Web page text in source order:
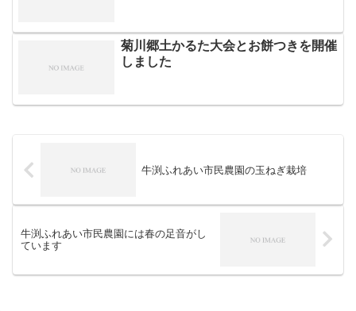
菊川郷土かるた大会とお餅つきを開催
しました
牛渕ふれあい市民農園の玉ねぎ栽培
牛渕ふれあい市民農園には春の足音がし
ています